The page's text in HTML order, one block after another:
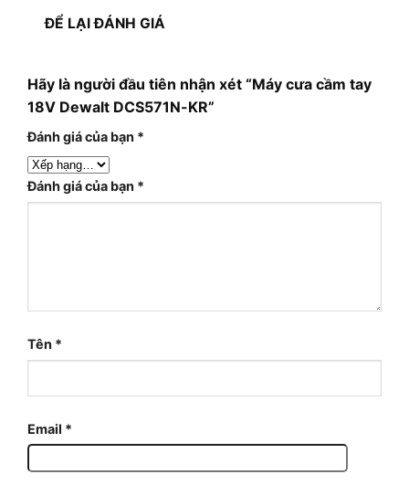
ĐỂ LẠI ĐÁNH GIÁ
Hãy là người đầu tiên nhận xét “Máy cưa cầm tay
18V Dewalt DCS571N-KR”
Đánh giá của bạn *
Đánh giá của bạn *
Tên *
Email *